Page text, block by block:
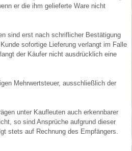
er die ihm gelieferte Ware nicht
sind erst nach schriflicher Bestätigung
sofortige Lieferung verlangt im Falle
der Käufer nicht ausdrücklich eine
Mehrwertsteuer, ausschließlich der
unter Kaufleuten auch erkennbarer
so sind Ansprüche aufgrund dieser
stets auf Rechnung des Empfängers.